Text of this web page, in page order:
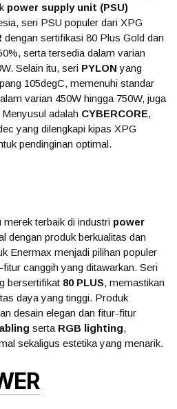
power supply unit (PSU)
seri PSU populer dari XPG
dengan sertifikasi 80 Plus Gold dan
serta tersedia dalam varian
Selain itu, seri PYLON yang
105degC, memenuhi standar
varian 450W hingga 750W, juga
adalah CYBERCORE,
yang dilengkapi kipas XPG
pendinginan optimal.
terbaik di industri power
dengan produk berkualitas dan
Enermax menjadi pilihan populer
canggih yang ditawarkan. Seri
bersertifikat 80 PLUS, memastikan
daya yang tinggi. Produk
desain elegan dan fitur-fitur
serta RGB lighting,
sekaligus estetika yang menarik.